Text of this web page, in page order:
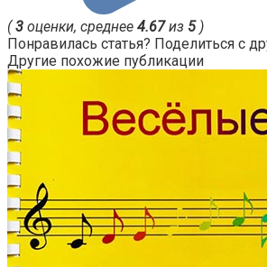
(3 оценки, среднее 4.67из 5)
Понравилась статья? Поделиться с
Другие похожие публикации